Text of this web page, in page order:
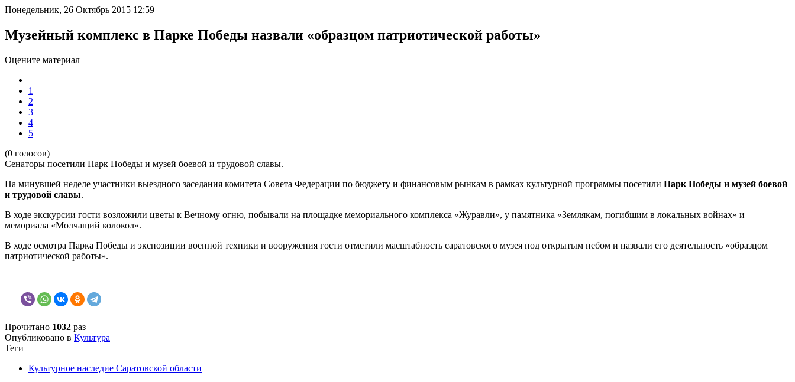
Понедельник, 26 Октябрь 2015 12:59
Музейный комплекс в Парке Победы назвали «образцом патриотической работы»
Оцените материал
1
2
3
4
5
(0 голосов)
Сенаторы посетили Парк Победы и музей боевой и трудовой славы.
На минувшей неделе участники выездного заседания комитета Совета Федерации по бюджету и финансовым рынкам в рамках культурной программы посетили Парк Победы и музей боевой
и трудовой славы.
В ходе экскурсии гости возложили цветы к Вечному огню, побывали на площадке мемориального комплекса «Журавли», у памятника «Землякам, погибшим в локальных войнах» и
мемориала «Молчащий колокол».
В ходе осмотра Парка Победы и экспозиции военной техники и вооружения гости отметили масштабность саратовского музея под открытым небом и назвали его деятельность «образцом
патриотической работы».
Прочитано 1032 раз
Опубликовано в Культура
Теги
Культурное наследие Саратовской области